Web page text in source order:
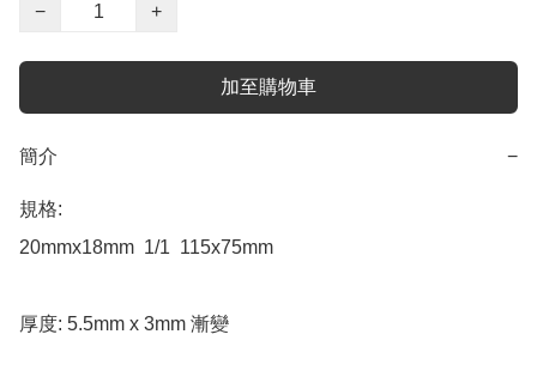
−
+
加至購物車
簡介 −
規格:
20mmx18mm  1/1  115x75mm
厚度: 5.5mm x 3mm 漸變